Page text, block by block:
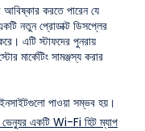
করতে পারেন যে
নতুন প্রোডাক্ট ডিসপ্লের
এটি স্টাফদের পুনরায়
মার্কেটিং সামঞ্জস্য করার
পাওয়া সম্ভব হয়।
একটি Wi-Fi হিট ম্যাপ